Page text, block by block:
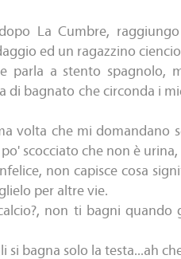
La Cumbre,
ed un ragazzino
parla a stento spagnolo,
di bagnato che circonda i
volta che mi domandano
scocciato che non è
non capisce cosa
per altre vie.
non ti bagni quando
si bagna solo la testa...ah